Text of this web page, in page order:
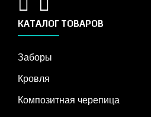
КАТАЛОГ ТОВАРОВ
Заборы
Кровля
Композитная черепица